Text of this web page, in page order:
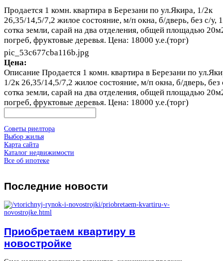
Продается 1 комн. квартира в Березани по ул.Якира, 1/2к
26,35/14,5/7,2 жилое состояние, м/п окна, б/дверь, без с/у, 1
сотка земли, сарай на два отделения, общей площадью
погреб, фруктовые деревья. Цена: 18000 у.е.(торг)
pic_53c677cba116b.jpg
Цена:
Описание Продается 1 комн. квартира в Березани по
1/2к 26,35/14,5/7,2 жилое состояние, м/п окна, б/дверь, без
сотка земли, сарай на два отделения, общей площадью
погреб, фруктовые деревья. Цена: 18000 у.е.(торг)
Советы риелтора
Выбор жилья
Карта сайта
Каталог недвижимости
Все об ипотеке
Последние новости
Приобретаем квартиру в
новостройке